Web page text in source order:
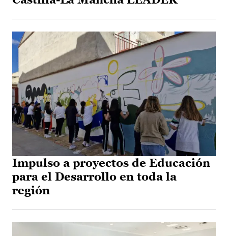
Impulso a proyectos de Educación
para el Desarrollo en toda la
región